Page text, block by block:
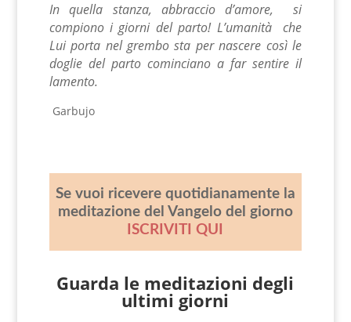
In quella stanza, abbraccio d’amore, si
compiono i giorni del parto! L’umanità che
Lui porta nel grembo sta per nascere così le
doglie del parto cominciano a far sentire il
lamento.
Garbujo
Se vuoi ricevere quotidianamente la
meditazione del Vangelo del giorno
ISCRIVITI QUI
Guarda le meditazioni degli
ultimi giorni